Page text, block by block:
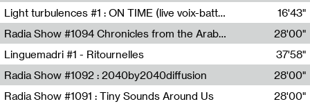
Lutèce Lockness
Light turbulences #1 : ON TIME (live voix-batterie) avec Jérôme Game & Jean-Michel Espitallier
Jérôme Game,Jean-Michel Espitallier
16'43"
Radia Show #1094 Chronicles from the Arab Cold War by Ghazi Barakat
Reboot.fm
28'00"
Linguemadri #1 - Ritournelles
Meris Angioletti
37'58"
Radia Show #1092 : 2040by2040diffusion
Diffusion FM
28'00"
Radia Show #1091 : Tiny Sounds Around Us
28'00"